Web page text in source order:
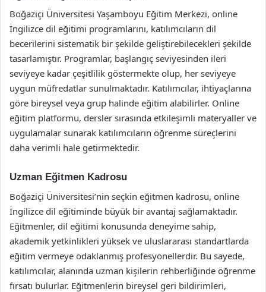
Boğaziçi Üniversitesi Yaşamboyu Eğitim Merkezi, online
İngilizce dil eğitimi programlarını, katılımcıların dil
becerilerini sistematik bir şekilde geliştirebilecekleri şekilde
tasarlamıştır. Programlar, başlangıç seviyesinden ileri
seviyeye kadar çeşitlilik göstermekte olup, her seviyeye
uygun müfredatlar sunulmaktadır. Katılımcılar, ihtiyaçlarına
göre bireysel veya grup halinde eğitim alabilirler. Online
eğitim platformu, dersler sırasında etkileşimli materyaller ve
uygulamalar sunarak katılımcıların öğrenme süreçlerini
daha verimli hale getirmektedir.
Uzman Eğitmen Kadrosu
Boğaziçi Üniversitesi’nin seçkin eğitmen kadrosu, online
İngilizce dil eğitiminde büyük bir avantaj sağlamaktadır.
Eğitmenler, dil eğitimi konusunda deneyime sahip,
akademik yetkinlikleri yüksek ve uluslararası standartlarda
eğitim vermeye odaklanmış profesyonellerdir. Bu sayede,
katılımcılar, alanında uzman kişilerin rehberliğinde öğrenme
fırsatı bulurlar. Eğitmenlerin bireysel geri bildirimleri,